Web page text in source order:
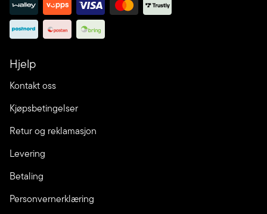
Hjelp
Kontakt oss
Kjøpsbetingelser
Retur og reklamasjon
Levering
Betaling
Personvernerklæring